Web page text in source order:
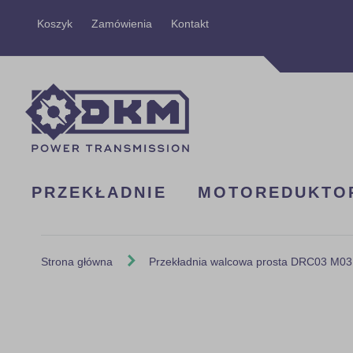
Koszyk Zamówienia KontaktPrzejdź
PRZEKŁADNIE
Strona główna Przekładnia walcowa prosta DRC03